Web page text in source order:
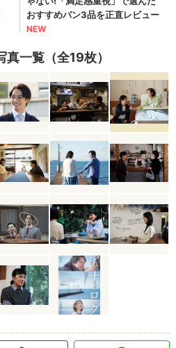
真一覧（全19枚）